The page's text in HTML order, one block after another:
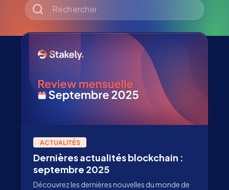
ACTUALITÉS
Dernières actualités blockchain :
septembre 2025
Découvrez les dernières nouvelles du monde de